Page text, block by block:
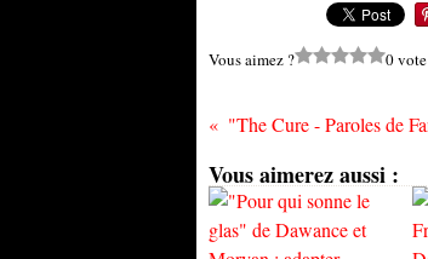
Vous aimez ? 0 vote
Vous aimerez aussi :